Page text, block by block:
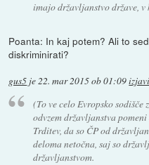
imajo državljanstvo države,
Poanta: In kaj potem? Ali to
diskriminirati?
gus5 je22. mar 2015 ob 01:09
(To ve celo Evropsko sodišče
odvzem državljanstva
Trditev, da so ČP od
deloma netočna, saj so
državljanstvom.